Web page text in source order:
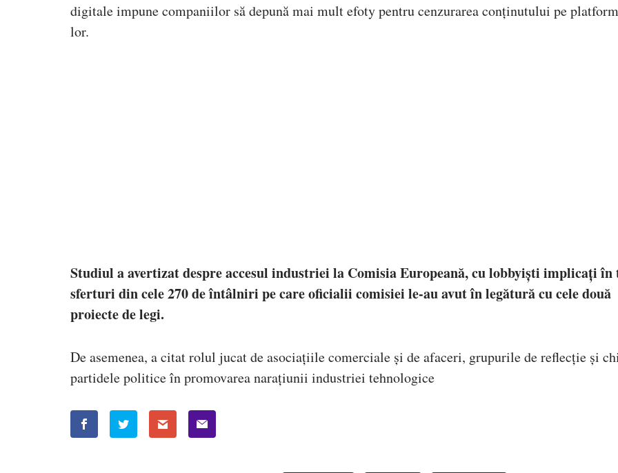
digitale impune companiilor să depună mai mult efoty pentru cenzurarea conținutului pe
lor.
Studiul a avertizat despre accesul industriei la Comisia Europeană, cu lobbyiști implicați
sferturi din cele 270 de întâlniri pe care oficialii comisiei le-au avut în legătură cu cele două
proiecte de legi.
De asemenea, a citat rolul jucat de asociațiile comerciale și de afaceri, grupurile de reflecție și
partidele politice în promovarea narațiunii industriei tehnologice